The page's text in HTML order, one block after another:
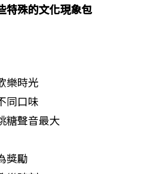
特殊的文化現象包
樂時光
同口味
糖聲音最大
獎勵